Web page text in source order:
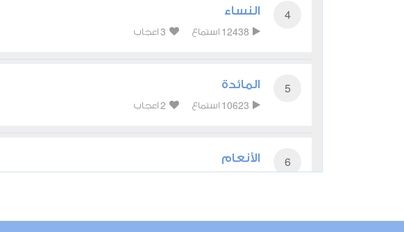
4 النساء
12438 استماع 3 اعجاب
5 المائدة
10623 استماع 2 اعجاب
6 الأنعام